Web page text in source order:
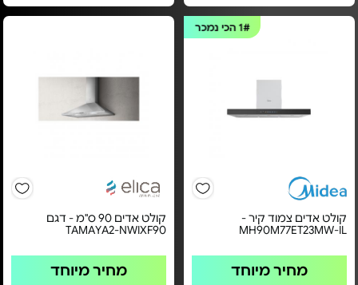
1#הכי נמכר
קולט אדים צמוד קיר -
MH90M77ET23MW-IL
מחיר מיוחד
קולט אדים 90 ס"מ - דגם
TAMAYA2-NWIXF90
מחיר מיוחד